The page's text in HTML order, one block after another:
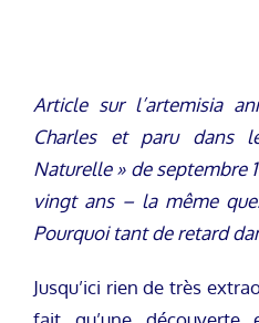
Article sur l’artemisia
Charles et paru dans
Naturelle » de septembre
vingt ans – la même
Pourquoi tant de retard
Jusqu’ici rien de très